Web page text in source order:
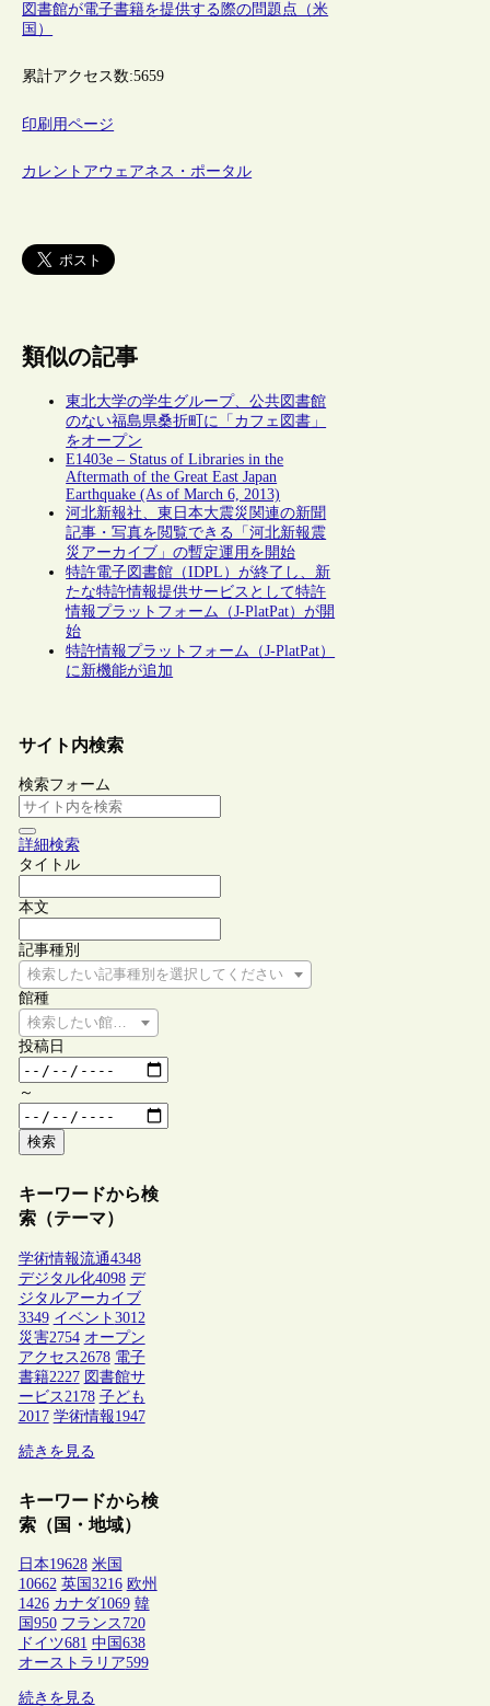
図書館が電子書籍を提供する際の問題点（米
国）
累計アクセス数:5659
印刷用ページ
カレントアウェアネス・ポータル
類似の記事
東北大学の学生グループ、公共図書館
のない福島県桑折町に「カフェ図書」
をオープン
E1403e – Status of Libraries in the
Aftermath of the Great East Japan
Earthquake (As of March 6, 2013)
河北新報社、東日本大震災関連の新聞
記事・写真を閲覧できる「河北新報震
災アーカイブ」の暫定運用を開始
特許電子図書館（IDPL）が終了し、新
たな特許情報提供サービスとして特許
情報プラットフォーム（J-PlatPat）が開
始
特許情報プラットフォーム（J-PlatPat）
に新機能が追加
サイト内検索
検索フォーム
詳細検索
タイトル
本文
記事種別
検索したい記事種別を選択してください
館種
検索したい館種を選択してください
投稿日
～
検索
キーワードから検
索（テーマ）
学術情報流通4348
デジタル化4098 デ
ジタルアーカイブ
3349 イベント 3012
災害2754 オープン
アクセス 2678 電子
書籍2227 図書館サ
ービス 2178 子ども
2017 学術情報1947
続きを見る
キーワードから検
索（国・地域）
日本19628 米国
10662 英国 3216 欧州
1426 カナダ1069 韓
国 950 フランス 720
ドイツ681 中国 638
オーストラリア599
続きを見る